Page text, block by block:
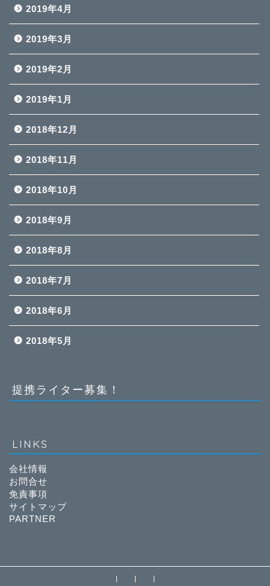
2019年4月
2019年3月
2019年2月
2019年1月
2018年12月
2018年11月
2018年10月
2018年9月
2018年8月
2018年7月
2018年6月
2018年5月
提携ライター募集！
LINKS
会社情報
お問合せ
免責事項
サイトマップ
PARTNER